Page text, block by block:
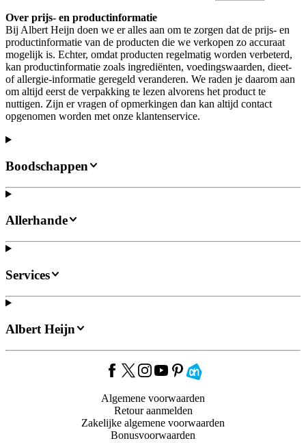
Over prijs- en productinformatie
Bij Albert Heijn doen we er alles aan om te zorgen dat de prijs- en
productinformatie van de producten die we verkopen zo accuraat
mogelijk is. Echter, omdat producten regelmatig worden verbeterd,
kan productinformatie zoals ingrediënten, voedingswaarden, dieet-
of allergie-informatie geregeld veranderen. We raden je daarom aan
om altijd eerst de verpakking te lezen alvorens het product te
nuttigen. Zijn er vragen of opmerkingen dan kan altijd contact
opgenomen worden met onze klantenservice.
Boodschappen
Allerhande
Services
Albert Heijn
Algemene voorwaarden
Retour aanmelden
Zakelijke algemene voorwaarden
Bonusvoorwaarden